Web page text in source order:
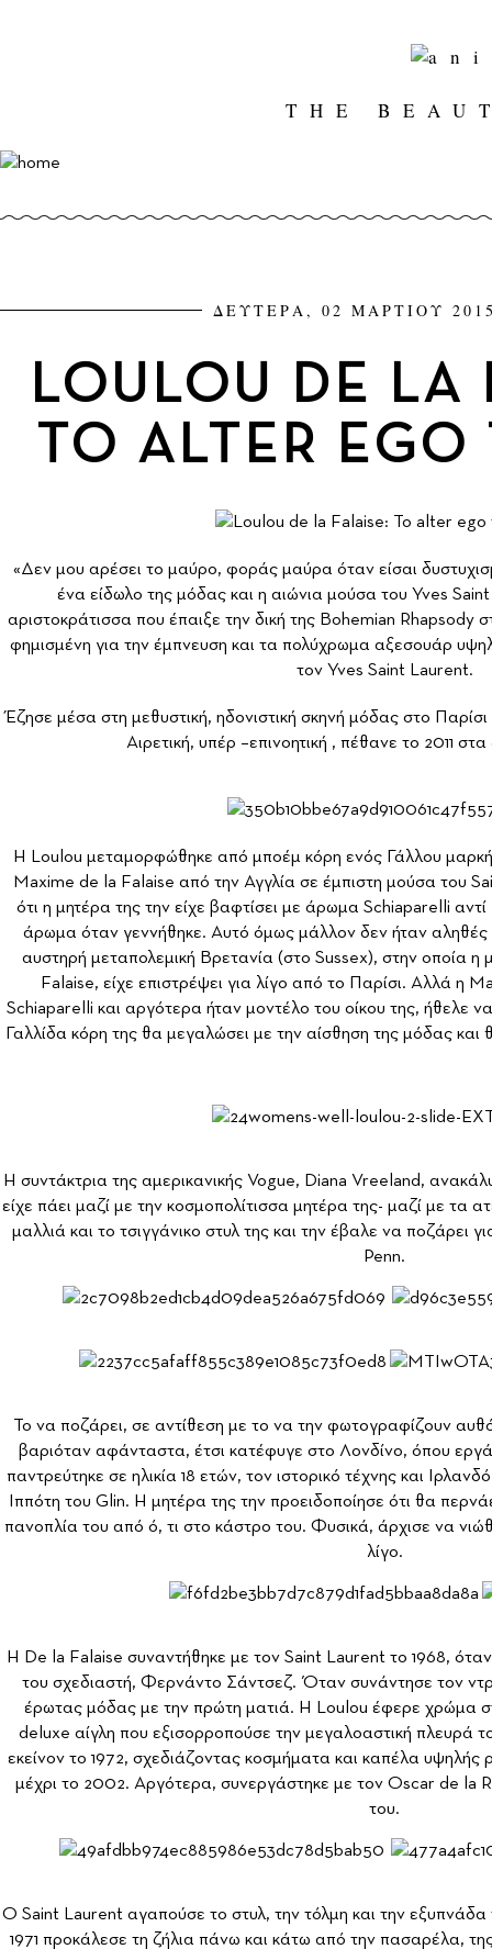
THE
ΔΕΥΤΕΡΑ, 02 ΜΑΡΤΙΟΥ
LOULOU DE LA
TO ALTER
«Δεν μου αρέσει το μαύρο, φοράς μαύρα όταν είσαι
ένα είδωλο της μόδας και η αιώνια μούσα του Yves
αριστοκράτισσα που έπαιξε την δική της Bohemian Rhapsody
φημισμένη για την έμπνευση και τα πολύχρωμα αξεσουάρ
τον Yves Saint Laurent.
Έζησε μέσα στη μεθυστική, ηδονιστική σκηνή μόδας στο
Αιρετική, υπέρ –επινοητική , πέθανε το 2011
Η Loulou μεταμορφώθηκε από μποέμ κόρη ενός Γάλλου
Maxime de la Falaise από την Αγγλία σε έμπιστη μούσα του
ότι η μητέρα της την είχε βαφτίσει με άρωμα Schiaparelli αντί
άρωμα όταν γεννήθηκε. Αυτό όμως μάλλον δεν ήταν αληθές
αυστηρή μεταπολεμική Βρετανία (στο Sussex), στην οποία
Falaise, είχε επιστρέψει για λίγο από το Παρίσι. Αλλά η
Schiaparelli και αργότερα ήταν μοντέλο του οίκου της, ήθελε
Γαλλίδα κόρη της θα μεγαλώσει με την αίσθηση της μόδας
Η συντάκτρια της αμερικανικής Vogue, Diana Vreeland,
είχε πάει μαζί με την κοσμοπολίτισσα μητέρα της- μαζί με τα
μαλλιά και το τσιγγάνικο στυλ της και την έβαλε να ποζάρει
Penn.
Το να ποζάρει, σε αντίθεση με το να την φωτογραφίζουν
βαριόταν αφάνταστα, έτσι κατέφυγε στο Λονδίνο, όπου
παντρεύτηκε σε ηλικία 18 ετών, τον ιστορικό τέχνης και
Ιππότη του Glin. Η μητέρα της την προειδοποίησε ότι θα
πανοπλία του από ό, τι στο κάστρο του. Φυσικά, άρχισε να
λίγο.
Η De la Falaise συναντήθηκε με τον Saint Laurent το 1968,
του σχεδιαστή, Φερνάντο Σάντσεζ. Όταν συνάντησε τον
έρωτας μόδας με την πρώτη ματιά. Η Loulou έφερε χρώμα
deluxe αίγλη που εξισορροπούσε την μεγαλοαστική πλευρά
εκείνον το 1972, σχεδιάζοντας κοσμήματα και καπέλα
μέχρι το 2002. Αργότερα, συνεργάστηκε με τον Oscar de la
του.
Ο Saint Laurent αγαπούσε το στυλ, την τόλμη και την εξυπνάδα
1971 προκάλεσε τη ζήλια πάνω και κάτω από την πασαρέλα,